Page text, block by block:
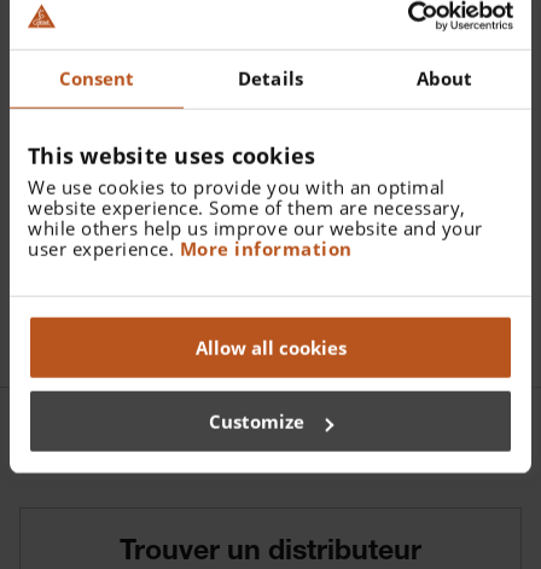
Consent Details About
This website uses cookies
We use cookies to provide you with an optimal
website experience. Some of them are necessary,
while others help us improve our website and your
user experience. More information
Allow all cookies
Customize
C-145.00.000
Plus de détails
Etui rigide pour trousses ophtalmologiques C-262 et C-
145
Trouver­ un­ distributeur